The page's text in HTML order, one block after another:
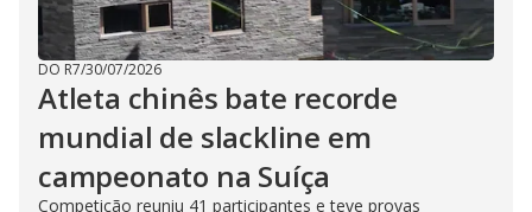
DO R7/30/07/2026
Atleta chinês bate recorde
mundial de slackline em
campeonato na Suíça
Competição reuniu 41 participantes e teve provas